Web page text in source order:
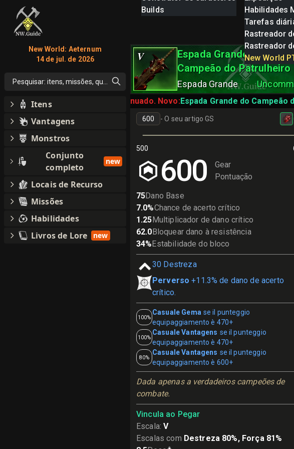
Builds
Habilidades
Tarefas
Rastreador
Rastreador
New World
V
Espada Grande do
Campeão do Patrulheiro
Espada Grande
Descontinuado. Novo:Espada Grande do Campeão
-O seu artigo GS
500
600
Gear
Pontuação
75Dano Base
7.0%Chance de acerto crítico
1.25Multiplicador de dano crítico
62.0Bloquear dano à resistência
34%Estabilidade do bloco
30 Destreza
Perverso +11.3% de dano de acerto
crítico.
100%
Casuale Gema se il punteggio
equipaggiamento è 470+
100%
Casuale Vantagens se il punteggio
equipaggiamento è 470+
80%
Casuale Vantagens se il punteggio
equipaggiamento è 600+
Dada apenas a verdadeiros campeões de
combate.
Vincula ao Pegar
Escala: V
Escalas com Destreza 80%, Força 81%
New World: Aeternum
14 de jul. de 2026
Pesquisar: itens, missões, qualquer coisa
Itens
Vantagens
Monstros
Conjunto
completo
new
Locais de Recurso
Missões
Habilidades
Livros de Lore
new